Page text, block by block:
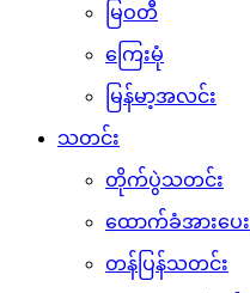
မြဝတီ
ကြေးမုံ
မြန်မာ့အလင်း
သတင်း
တိုက်ပွဲသတင်း
ထောက်ခံအားပေ
တန်ပြန်သတင်း